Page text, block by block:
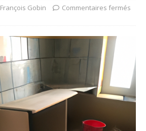
François Gobin Commentaires fermés